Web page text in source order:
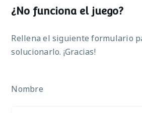
¿No funciona el juego?
Rellena el siguiente formulario
solucionarlo. ¡Gracias!
Nombre